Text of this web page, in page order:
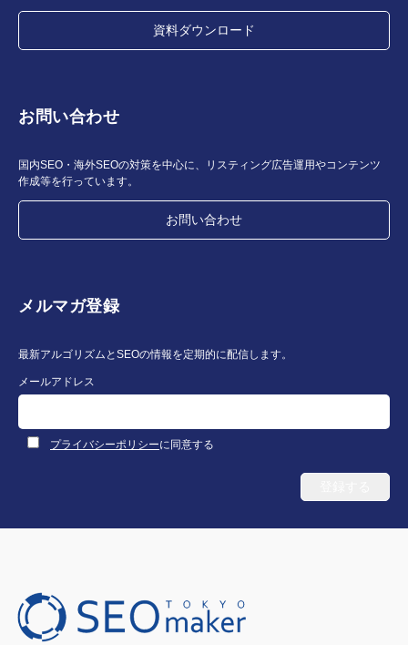
資料ダウンロード
お問い合わせ
国内SEO・海外SEOの対策を中心に、リスティング広告運用やコンテンツ
作成等を行っています。
お問い合わせ
メルマガ登録
最新アルゴリズムとSEOの情報を定期的に配信します。
メールアドレス
プライバシーポリシーに同意する